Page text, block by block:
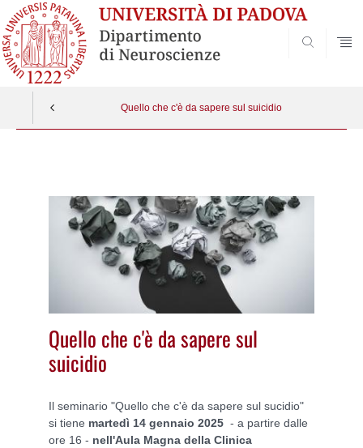
Quello che c'è da sapere sul suicidio
Quello che c'è da sapere sul
suicidio
Il seminario "Quello che c'è da sapere sul sucidio"
si tiene martedì 14 gennaio 2025 - a partire dalle
ore 16 - nell'Aula Magna della Clinica